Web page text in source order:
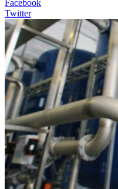
Facebook
Twitter